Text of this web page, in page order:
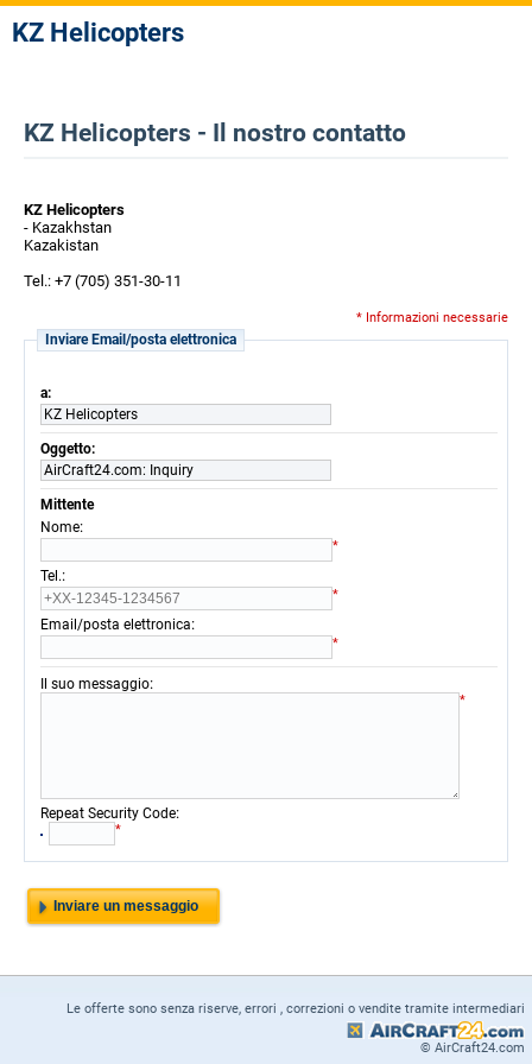
KZ Helicopters
KZ Helicopters - Il nostro contatto
KZ Helicopters
- Kazakhstan
Kazakistan
Tel.: +7 (705) 351-30-11
* Informazioni necessarie
Inviare Email/posta elettronica
a:
KZ Helicopters
Oggetto:
AirCraft24.com: Inquiry
Mittente
Nome:
*
Tel.:
*
Email/posta elettronica:
*
Il suo messaggio:
*
Repeat Security Code:
*
Le offerte sono senza riserve, errori , correzioni o vendite tramite intermediari
© AirCraft24.com